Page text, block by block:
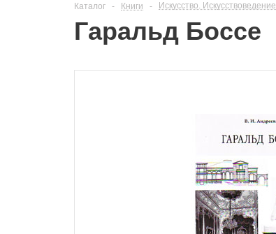
Каталог - Книги - Искусство. Искусствоведение
Гаральд Боссе